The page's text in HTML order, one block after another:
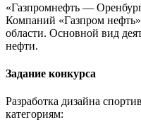
«Газпромнефть —
Компаний «Газпром
области. Основной вид
нефти.
Задание конкурса
Разработка дизайна
категориям: